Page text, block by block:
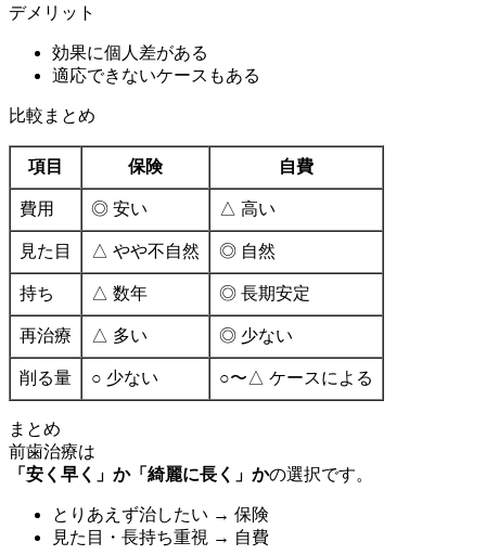
デメリット
効果に個人差がある
適応できないケースもある
比較まとめ
項目 保険 自費
費用 ◎ 安い △ 高い
見た目 △ やや不自然 ◎ 自然
持ち △ 数年 ◎ 長期安定
再治療 △ 多い ◎ 少ない
削る量 ○ 少ない ○〜△ ケースによる
まとめ
前歯治療は
「安く早く」か「綺麗に長く」かの選択です。
とりあえず治したい → 保険
見た目・長持ち重視 → 自費